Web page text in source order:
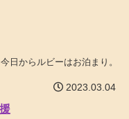
日からルビーはお泊まり。
2023.03.04